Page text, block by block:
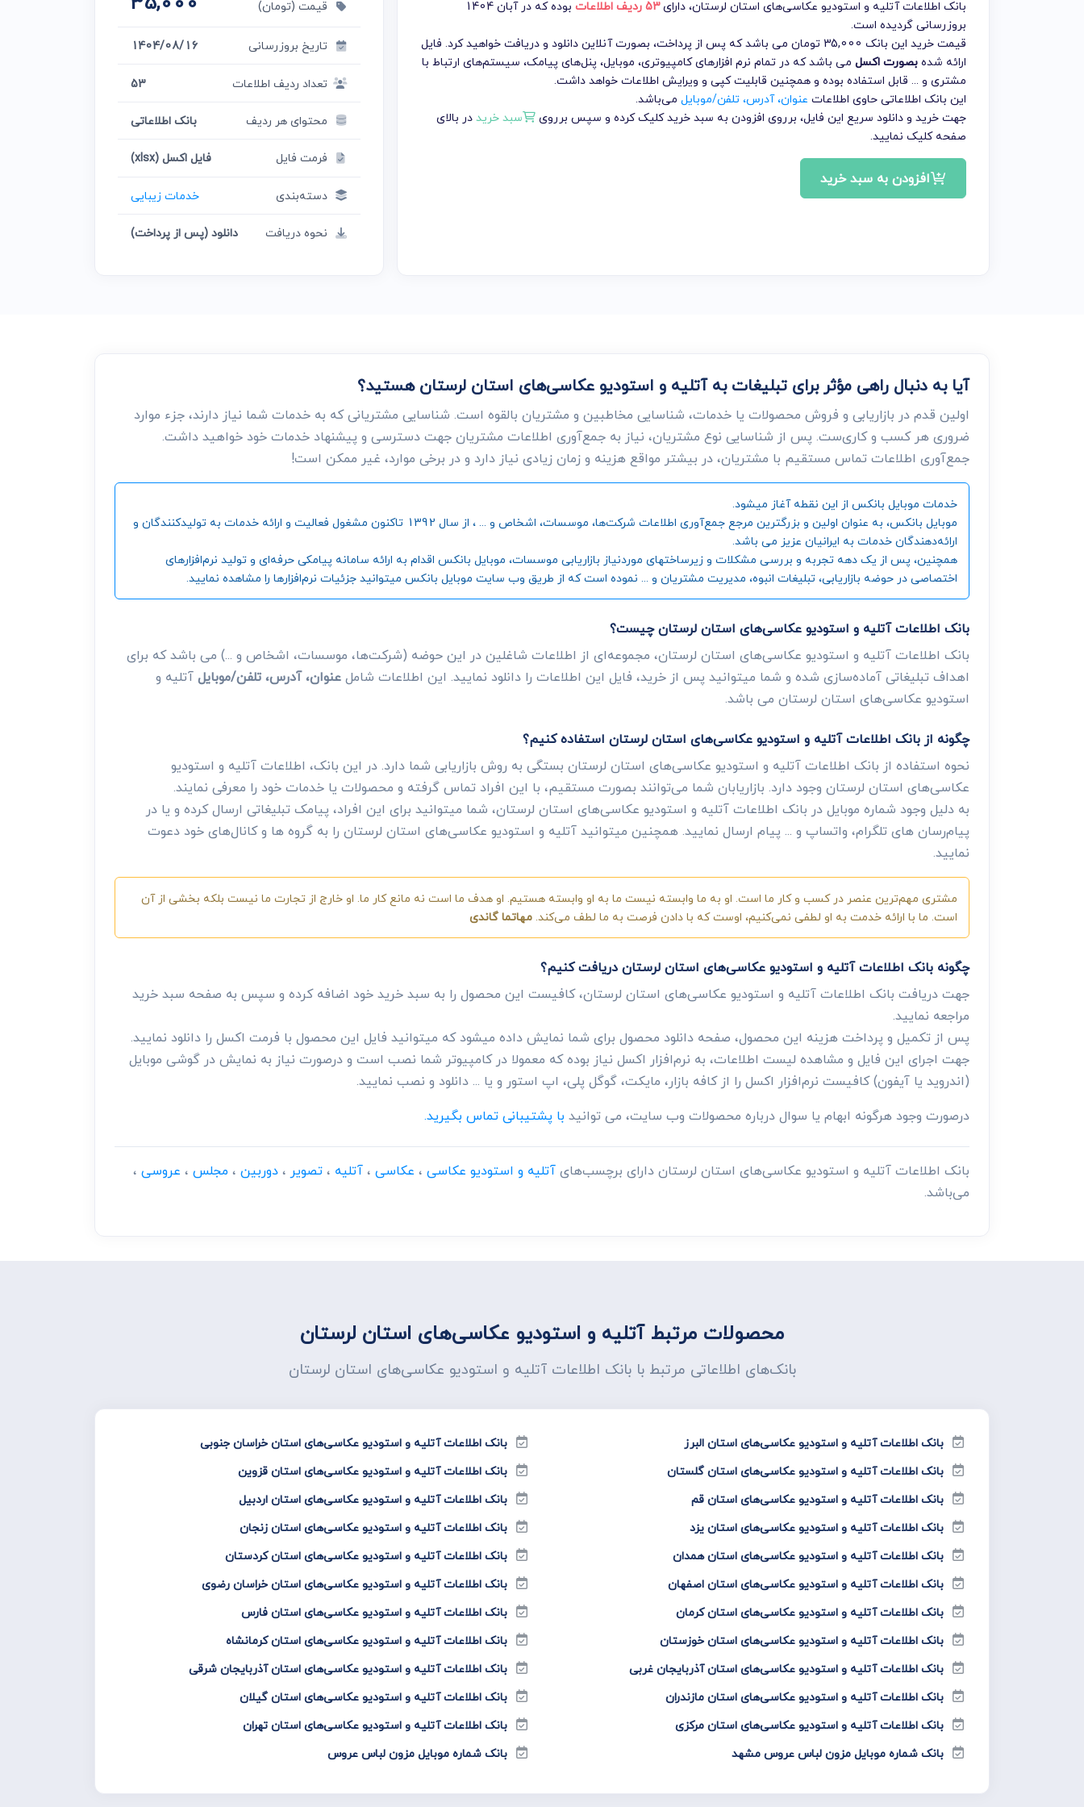
بانک اطلاعات آتلیه و استودیو عکاسی‌های استان لرستان، دارای53 ردیف اطلاعات
بوده که در آبان 1404
بروزرسانی گردیده است.
قیمت خرید این بانک 35,000 تومان می باشد که پس از پرداخت، بصورت آنلاین دانلود و دریافت خواهید کرد. فایل
ارائه شدهبصورت اکسل می باشد که در تمام نرم افزارهای کامپیوتری، موبایل، پنل‌های پیامک، سیستم‌های ارتباط با
مشتری و ... قابل استفاده بوده و همچنین قابلیت کپی و ویرایش اطلاعات خواهد داشت.
این بانک اطلاعاتی حاوی اطلاعات عنوان، آدرس، تلفن/موبایل می‌باشد.
جهت خرید و دانلود سریع این فایل، برروی افزودن به سبد خرید کلیک کرده و سپس برروی
سبد خریددر بالای
صفحه کلیک نمایید.
افزودن به سبد خرید
قیمت (تومان)
تاریخ بروزرسانی
1404/08/16
تعداد ردیف اطلاعات
53
محتوای هر ردیف
بانک اطلاعاتی
فرمت فایل
فایل اکسل (xlsx)
دسته‌بندی
خدمات زیبایی
نحوه دریافت
دانلود (پس از پرداخت)
آیا به دنبال راهی مؤثر برای تبلیغات به آتلیه و استودیو عکاسی‌های استان لرستان هستید؟
اولین قدم در بازاریابی و فروش محصولات یا خدمات، شناسایی مخاطبین و مشتریان بالقوه است. شناسایی مشتریانی که به خدمات شما نیاز دارند، جزء موارد
ضروری هر کسب و کاری‌ست. پس از شناسایی نوع مشتریان، نیاز به جمع‌آوری اطلاعات مشتریان جهت دسترسی و پیشنهاد خدمات خود خواهید داشت.
جمع‌آوری اطلاعات تماس مستقیم با مشتریان، در بیشتر مواقع هزینه و زمان زیادی نیاز دارد و در برخی موارد، غیر ممکن است!
خدمات موبایل بانکس از این نقطه آغاز میشود.
موبایل بانکس، به عنوان اولین و بزرگترین مرجع جمع‌آوری اطلاعات شرکت‌ها، موسسات، اشخاص و ... ، از سال 1392 تاکنون مشغول فعالیت و ارائه خدمات به تولیدکنندگان و
ارائه‌دهندگان خدمات به ایرانیان عزیز می باشد.
همچنین، پس از یک دهه تجربه و بررسی مشکلات و زیرساختهای موردنیاز بازاریابی موسسات، موبایل بانکس اقدام به ارائه سامانه‌ پیامکی حرفه‌ای و تولید نرم‌افزارهای
اختصاصی در حوضه بازاریابی، تبلیغات انبوه، مدیریت مشتریان و ... نموده است که از طریق وب سایت موبایل بانکس میتوانید جزئیات نرم‌افزارها را مشاهده نمایید.
بانک اطلاعات آتلیه و استودیو عکاسی‌های استان لرستان چیست؟
بانک اطلاعات آتلیه و استودیو عکاسی‌های استان لرستان، مجموعه‌ای از اطلاعات شاغلین در این حوضه (شرکت‌ها، موسسات، اشخاص و ...) می باشد که برای
اهداف تبلیغاتی آماده‌سازی شده و شما میتوانید پس از خرید، فایل این اطلاعات را دانلود نمایید. این اطلاعات شاملعنوان، آدرس، تلفن/موبایلآتلیه و
استودیو عکاسی‌های استان لرستان می باشد.
چگونه از بانک اطلاعات آتلیه و استودیو عکاسی‌های استان لرستان استفاده کنیم؟
نحوه استفاده از بانک اطلاعات آتلیه و استودیو عکاسی‌های استان لرستان بستگی به روش بازاریابی شما دارد. در این بانک، اطلاعات آتلیه و استودیو
عکاسی‌های استان لرستان وجود دارد. بازاریابان شما می‌توانند بصورت مستقیم، با این افراد تماس گرفته و محصولات یا خدمات خود را معرفی نمایند.
به دلیل وجود شماره موبایل در بانک اطلاعات آتلیه و استودیو عکاسی‌های استان لرستان، شما میتوانید برای این افراد، پیامک تبلیغاتی ارسال کرده و یا در
پیام‌رسان های تلگرام، واتساپ و ... پیام ارسال نمایید. همچنین میتوانید آتلیه و استودیو عکاسی‌های استان لرستان را به گروه ها و کانال‌های خود دعوت
نمایید.
مشتری مهم‌ترین عنصر در کسب و کار ما است. او به ما وابسته نیست ما به او وابسته هستیم. او هدف ما است نه مانع کار ما. او خارج از تجارت ما نیست بلکه بخشی از آن
است. ما با ارائه خدمت به او لطفی نمی‌کنیم، اوست که با دادن فرصت به ما لطف می‌کند. مهاتما گاندی
چگونه بانک اطلاعات آتلیه و استودیو عکاسی‌های استان لرستان دریافت کنیم؟
جهت دریافت بانک اطلاعات آتلیه و استودیو عکاسی‌های استان لرستان، کافیست این محصول را به سبد خرید خود اضافه کرده و سپس به صفحه سبد خرید
مراجعه نمایید.
پس از تکمیل و پرداخت هزینه این محصول، صفحه دانلود محصول برای شما نمایش داده میشود که میتوانید فایل این محصول با فرمت اکسل را دانلود نمایید.
جهت اجرای این فایل و مشاهده لیست اطلاعات، به نرم‌افزار اکسل نیاز بوده که معمولا در کامپیوتر شما نصب است و درصورت نیاز به نمایش در گوشی موبایل
(اندروید یا آیفون) کافیست نرم‌افزار اکسل را از کافه بازار، مایکت، گوگل پلی، اپ استور و یا ... دانلود و نصب نمایید.
درصورت وجود هرگونه ابهام یا سوال درباره محصولات وب سایت، می توانید با پشتیبانی تماس بگیرید.
بانک اطلاعات آتلیه و استودیو عکاسی‌های استان لرستان دارای برچسب‌هایآتلیه و استودیو عکاسی ، عکاسی ،آتلیه ،تصویر ،دوربین ، مجلس ، عروسی ،
می‌باشد.
محصولات مرتبط آتلیه و استودیو عکاسی‌های استان لرستان
بانک‌های اطلاعاتی مرتبط با بانک اطلاعات آتلیه و استودیو عکاسی‌های استان لرستان
بانک اطلاعات آتلیه و استودیو عکاسی‌های استان البرز
بانک اطلاعات آتلیه و استودیو عکاسی‌های استان خراسان جنوبی
بانک اطلاعات آتلیه و استودیو عکاسی‌های استان گلستان
بانک اطلاعات آتلیه و استودیو عکاسی‌های استان قزوین
بانک اطلاعات آتلیه و استودیو عکاسی‌های استان قم
بانک اطلاعات آتلیه و استودیو عکاسی‌های استان اردبیل
بانک اطلاعات آتلیه و استودیو عکاسی‌های استان یزد
بانک اطلاعات آتلیه و استودیو عکاسی‌های استان زنجان
بانک اطلاعات آتلیه و استودیو عکاسی‌های استان همدان
بانک اطلاعات آتلیه و استودیو عکاسی‌های استان کردستان
بانک اطلاعات آتلیه و استودیو عکاسی‌های استان اصفهان
بانک اطلاعات آتلیه و استودیو عکاسی‌های استان خراسان رضوی
بانک اطلاعات آتلیه و استودیو عکاسی‌های استان کرمان
بانک اطلاعات آتلیه و استودیو عکاسی‌های استان فارس
بانک اطلاعات آتلیه و استودیو عکاسی‌های استان خوزستان
بانک اطلاعات آتلیه و استودیو عکاسی‌های استان کرمانشاه
بانک اطلاعات آتلیه و استودیو عکاسی‌های استان آذربایجان غربی
بانک اطلاعات آتلیه و استودیو عکاسی‌های استان آذربایجان شرقی
بانک اطلاعات آتلیه و استودیو عکاسی‌های استان مازندران
بانک اطلاعات آتلیه و استودیو عکاسی‌های استان گیلان
بانک اطلاعات آتلیه و استودیو عکاسی‌های استان مرکزی
بانک اطلاعات آتلیه و استودیو عکاسی‌های استان تهران
بانک شماره موبایل مزون لباس عروس مشهد
بانک شماره موبایل مزون لباس عروس